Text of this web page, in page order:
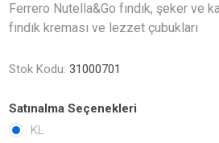
Ferrero Nutella&Go fındık, şeker ve
fındık kreması ve lezzet çubukları
Stok Kodu: 31000701
Satınalma Seçenekleri
KL